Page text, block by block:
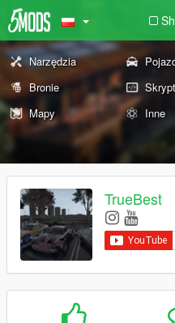
Narzędzia
Bronie
Mapy
Inne
TrueBest